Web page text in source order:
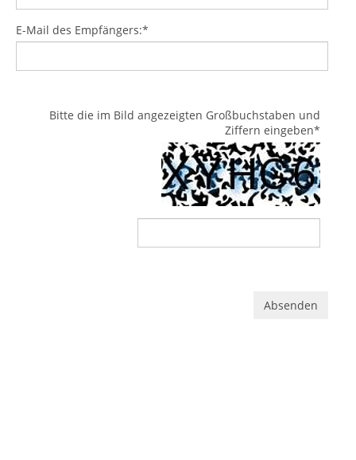
E-Mail des Empfängers:*
Bitte die im Bild angezeigten Großbuchstaben und
Ziffern eingeben*
Absenden